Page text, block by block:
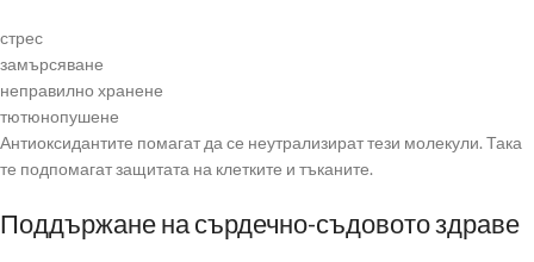
стрес
замърсяване
неправилно хранене
тютюнопушене
Антиоксидантите помагат да се неутрализират тези молекули. Така
те подпомагат защитата на клетките и тъканите.
Поддържане на сърдечно-съдовото здраве